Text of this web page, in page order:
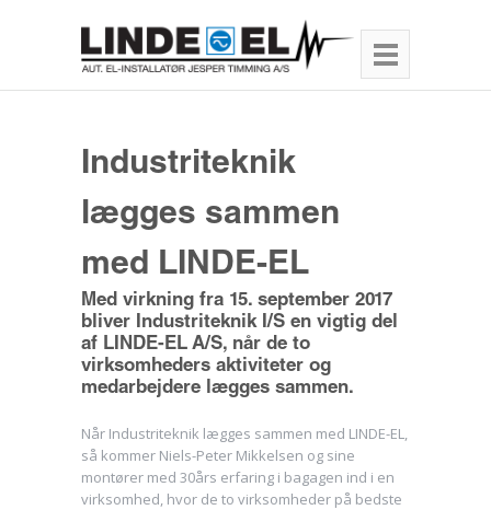
Industriteknik
lægges sammen
med LINDE-EL
Med virkning fra 15. september 2017
bliver Industriteknik I/S en vigtig del
af LINDE-EL A/S, når de to
virksomheders aktiviteter og
medarbejdere lægges sammen.
Når Industriteknik lægges sammen med LINDE-EL,
så kommer Niels-Peter Mikkelsen og sine
montører med 30års erfaring i bagagen ind i en
virksomhed, hvor de to virksomheder på bedste